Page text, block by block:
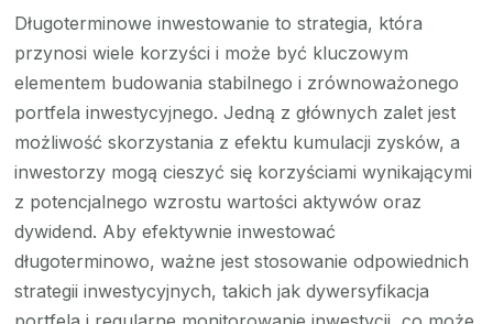
Długoterminowe inwestowanie to strategia, która
przynosi wiele korzyści i może być kluczowym
elementem budowania stabilnego i zrównoważonego
portfela inwestycyjnego. Jedną z głównych zalet jest
możliwość skorzystania z efektu kumulacji zysków, a
inwestorzy mogą cieszyć się korzyściami wynikającymi
z potencjalnego wzrostu wartości aktywów oraz
dywidend. Aby efektywnie inwestować
długoterminowo, ważne jest stosowanie odpowiednich
strategii inwestycyjnych, takich jak dywersyfikacja